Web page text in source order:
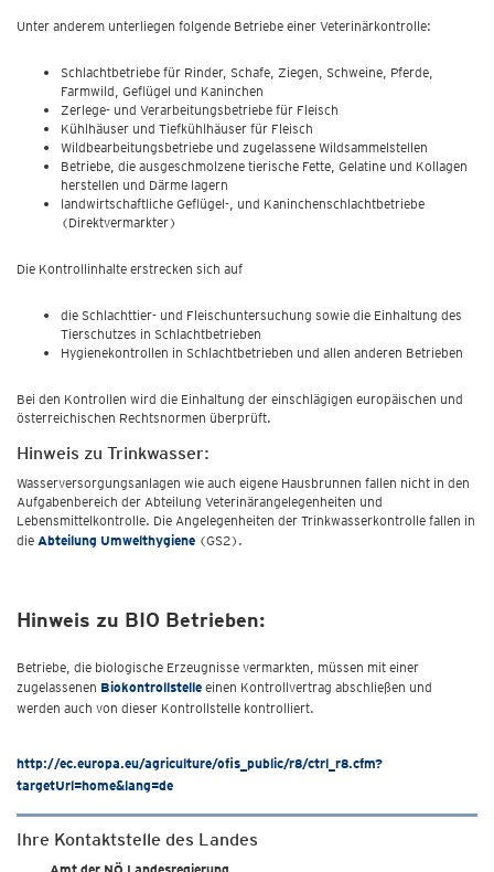
Unter anderem unterliegen folgende Betriebe einer Veterinärkontrolle:
Schlachtbetriebe für Rinder, Schafe, Ziegen, Schweine, Pferde,
Farmwild, Geflügel und Kaninchen
Zerlege- und Verarbeitungsbetriebe für Fleisch
Kühlhäuser und Tiefkühlhäuser für Fleisch
Wildbearbeitungsbetriebe und zugelassene Wildsammelstellen
Betriebe, die ausgeschmolzene tierische Fette, Gelatine und Kollagen
herstellen und Därme lagern
landwirtschaftliche Geflügel-, und Kaninchenschlachtbetriebe
(Direktvermarkter)
Die Kontrollinhalte erstrecken sich auf
die Schlachttier- und Fleischuntersuchung sowie die Einhaltung des
Tierschutzes in Schlachtbetrieben
Hygienekontrollen in Schlachtbetrieben und allen anderen Betrieben
Bei den Kontrollen wird die Einhaltung der einschlägigen europäischen und
österreichischen Rechtsnormen überprüft.
Hinweis zu Trinkwasser:
Wasserversorgungsanlagen wie auch eigene Hausbrunnen fallen nicht in den
Aufgabenbereich der Abteilung Veterinärangelegenheiten und
Lebensmittelkontrolle. Die Angelegenheiten der Trinkwasserkontrolle fallen in
die Abteilung Umwelthygiene (GS2).
Hinweis zu BIO Betrieben:
Betriebe, die biologische Erzeugnisse vermarkten, müssen mit einer
zugelassenen Biokontrollstelle einen Kontrollvertrag abschließen und
werden auch von dieser Kontrollstelle kontrolliert.
http://ec.europa.eu/agriculture/ofis_public/r8/ctrl_r8.cfm?
targetUrl=home&lang=de
Ihre Kontaktstelle des Landes